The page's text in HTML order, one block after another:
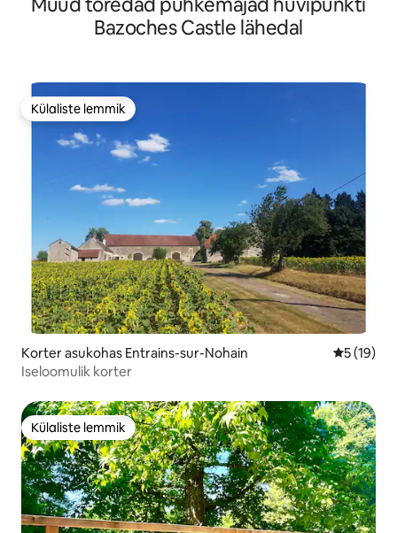
Muud toredad puhkemajad huvipunkti
Bazoches Castle lähedal
Külaliste lemmik
Külaliste lemmik
Korter asukohas Entrains-sur-Nohain Keskmine
5 (19)
Iseloomulik korter
Külaliste lemmik
Külaliste lemmik